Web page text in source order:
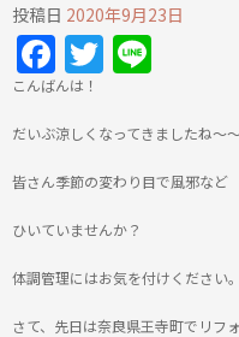
投稿日 2020年9月23日
Facebook
Twitter
こんばんは！
だいぶ涼しくなってきましたね～
皆さん季節の変わり目で風邪など
ひいていませんか？
体調管理にはお気を付けください。
さて、先日は奈良県王寺町でリフ